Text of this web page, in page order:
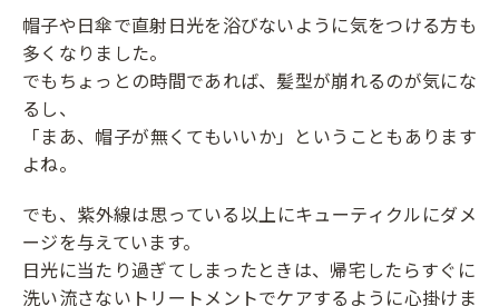
帽子や日傘で直射日光を浴びないように気をつける方も
多くなりました。
でもちょっとの時間であれば、髪型が崩れるのが気にな
るし、
「まあ、帽子が無くてもいいか」ということもあります
よね。
でも、紫外線は思っている以上にキューティクルにダメ
ージを与えています。
日光に当たり過ぎてしまったときは、帰宅したらすぐに
洗い流さないトリートメントでケアするように心掛けま